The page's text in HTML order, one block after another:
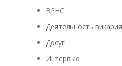
ВРНС
Деятельность викария
Досуг
Интервью